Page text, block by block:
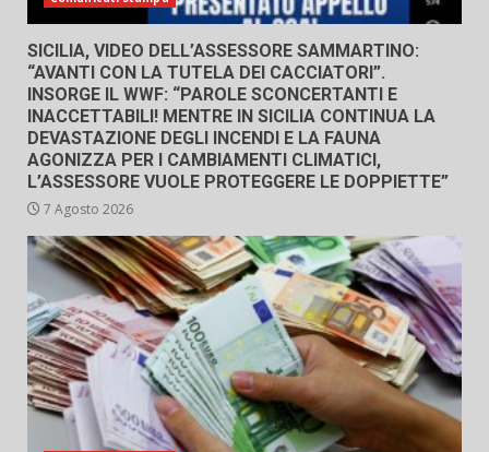
SICILIA, VIDEO DELL’ASSESSORE SAMMARTINO:
“AVANTI CON LA TUTELA DEI CACCIATORI”.
INSORGE IL WWF: “PAROLE SCONCERTANTI E
INACCETTABILI! MENTRE IN SICILIA CONTINUA LA
DEVASTAZIONE DEGLI INCENDI E LA FAUNA
AGONIZZA PER I CAMBIAMENTI CLIMATICI,
L’ASSESSORE VUOLE PROTEGGERE LE DOPPIETTE”
7 Agosto 2026